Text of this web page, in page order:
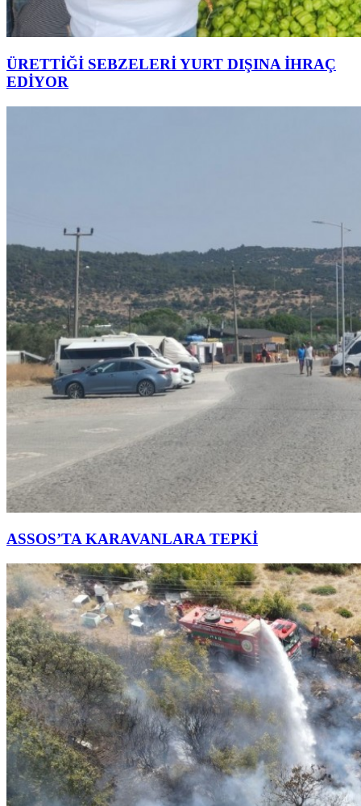
ÜRETTİĞİ SEBZELERİ YURT DIŞINA İHRAÇ
EDİYOR
ASSOS’TA KARAVANLARA TEPKİ